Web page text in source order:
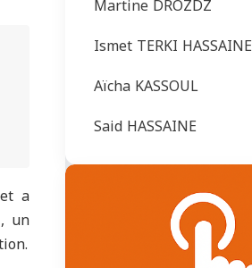
a
un
Martine DROZDZ
Ismet TERKI HASSAINE
Aïcha KASSOUL
Said HASSAINE